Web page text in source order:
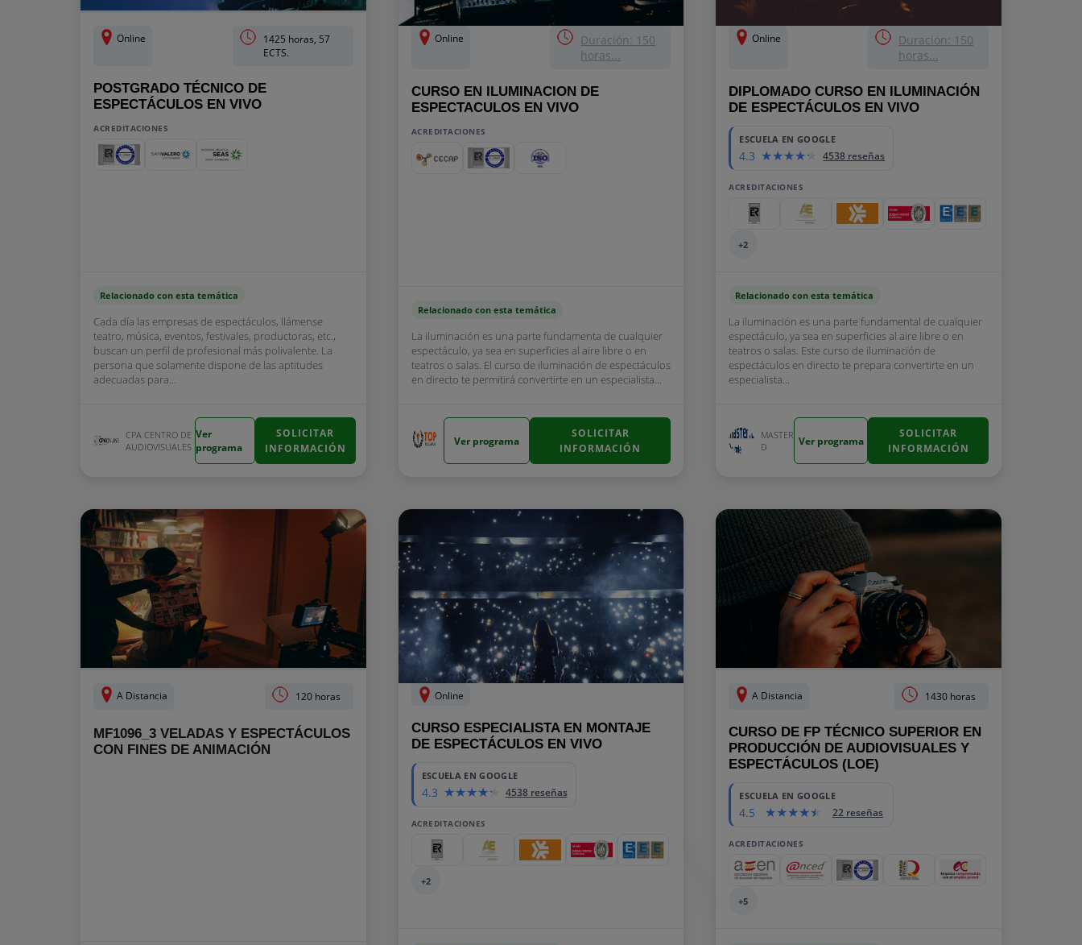
Online
1425 horas, 57
ECTS.
POSTGRADO TÉCNICO DE
ESPECTÁCULOS EN VIVO
ACREDITACIONES
Relacionado con esta temática
Cada día las empresas de espectáculos, llámense
teatro, música, eventos, festivales, productoras, etc.,
buscan un perfil de profesional más polivalente. La
persona que solamente dispone de las aptitudes
adecuadas para...
CPA CENTRO DE
AUDIOVISUALES
Ver
programa
SOLICITAR
INFORMACIÓN
Online
Duración: 150
horas...
CURSO EN ILUMINACION DE
ESPECTACULOS EN VIVO
ACREDITACIONES
Relacionado con esta temática
La iluminación es una parte fundamenta de cualquier
espectáculo, ya sea en superficies al aire libre o en
teatros o salas. El curso de iluminación de espectáculos
en directo te permitirá convertirte en un especialista...
Ver programa
SOLICITAR
INFORMACIÓN
Online
Duración: 150
horas...
DIPLOMADO CURSO EN ILUMINACIÓN
DE ESPECTÁCULOS EN VIVO
ESCUELA EN GOOGLE
4.3 4538 reseñas
ACREDITACIONES
+2
Relacionado con esta temática
La iluminación es una parte fundamental de cualquier
espectáculo, ya sea en superficies al aire libre o en
teatros o salas. Este curso de iluminación de
espectáculos en directo te prepara convertirte en un
especialista...
MASTER
D
Ver programa
SOLICITAR
INFORMACIÓN
A Distancia 120 horas
MF1096_3 VELADAS Y ESPECTÁCULOS
CON FINES DE ANIMACIÓN
Online
CURSO ESPECIALISTA EN MONTAJE
DE ESPECTÁCULOS EN VIVO
ESCUELA EN GOOGLE
4.3 4538 reseñas
ACREDITACIONES
+2
A Distancia 1430 horas
CURSO DE FP TÉCNICO SUPERIOR EN
PRODUCCIÓN DE AUDIOVISUALES Y
ESPECTÁCULOS (LOE)
ESCUELA EN GOOGLE
4.5 22 reseñas
ACREDITACIONES
+5